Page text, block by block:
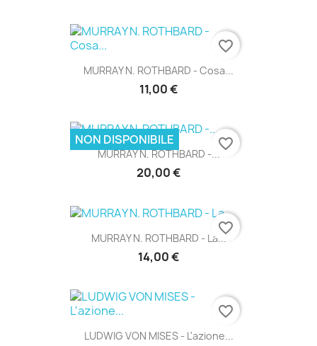
MURRAY N. ROTHBARD - Cosa...
11,00 €
favorite_border
MURRAY N. ROTHBARD -...
20,00 €
NON DISPONIBILE favorite_border
MURRAY N. ROTHBARD - La...
14,00 €
favorite_border
LUDWIG VON MISES - L'azione...
favorite_border